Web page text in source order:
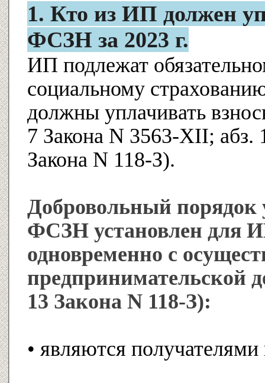
1. Кто из ИП должен
ФСЗН за 2023 г.
ИП подлежат
социальному
должны уплачивать
7 Закона N 3563-XII; абз.
Закона N 118-З).
Добровольный порядок
ФСЗН установлен для
одновременно с
предпринимательской
13 Закона N 118-З):
• являются